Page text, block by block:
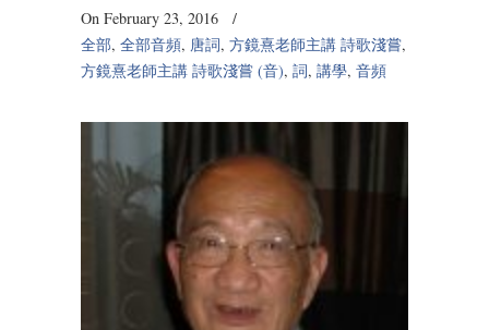
On February 23, 2016
/
全部, 全部音頻, 唐詞, 方鏡熹老師主講 詩歌淺嘗,
方鏡熹老師主講 詩歌淺嘗 (音), 詞, 講學, 音頻
Audio